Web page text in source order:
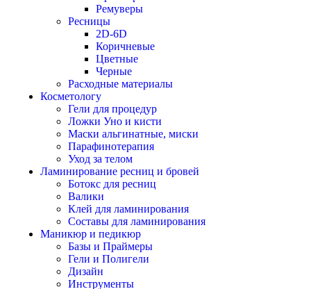
Ремуверы
Ресницы
2D-6D
Коричневые
Цветные
Черные
Расходные материалы
Косметологу
Гели для процедур
Ложки Уно и кисти
Маски альгинатные, миски
Парафинотерапия
Уход за телом
Ламинирование ресниц и бровей
Ботокс для ресниц
Валики
Клей для ламинирования
Составы для ламинирования
Маникюр и педикюр
Базы и Праймеры
Гели и Полигели
Дизайн
Инструменты